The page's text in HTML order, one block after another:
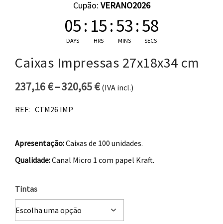
Cupão: VERANO2026
05
DAYS
: 15
HRS
:53
MINS
:57
SECS
Caixas Impressas 27x18x34 cm
237,16€–320,65€
Price range: 237,16 €
(IVA incl.)
REF: CTM26 IMP
Apresentação:Caixas de 100 unidades.
Qualidade:Canal Micro 1 com papel Kraft.
Tintas